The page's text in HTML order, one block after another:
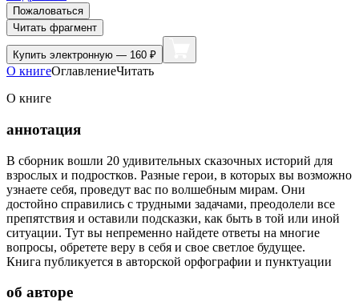
Пожаловаться
Читать фрагмент
Купить электронную — 160 ₽
О книгеОглавлениеЧитать
О книге
аннотация
В сборник вошли 20 удивительных сказочных историй для
взрослых и подростков. Разные герои, в которых вы возможно
узнаете себя, проведут вас по волшебным мирам. Они
достойно справились с трудными задачами, преодолели все
препятствия и оставили подсказки, как быть в той или иной
ситуации. Тут вы непременно найдете ответы на многие
вопросы, обретете веру в себя и свое светлое будущее.
Книга публикуется в авторской орфографии и пунктуации
об авторе